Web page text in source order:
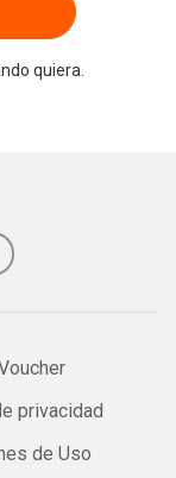
quiera.
privacidad
de Uso